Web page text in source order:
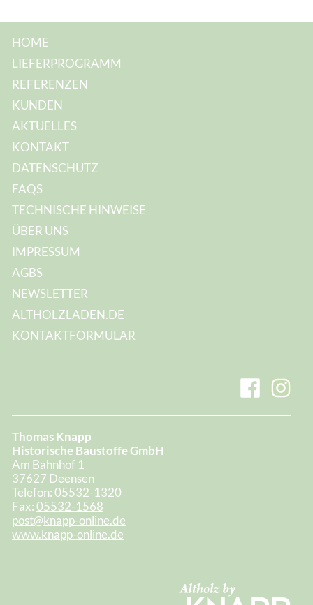
HOME
LIEFERPROGRAMM
REFERENZEN
KUNDEN
AKTUELLES
KONTAKT
DATENSCHUTZ
FAQS
TECHNISCHE HINWEISE
ÜBER UNS
IMPRESSUM
AGBS
NEWSLETTER
ALTHOLZLADEN.DE
KONTAKTFORMULAR
Thomas Knapp
Historische Baustoffe GmbH
Am Bahnhof 1
37627 Deensen
Telefon:05532-1320
Fax:05532-1568
post@knapp-online.de
www.knapp-online.de